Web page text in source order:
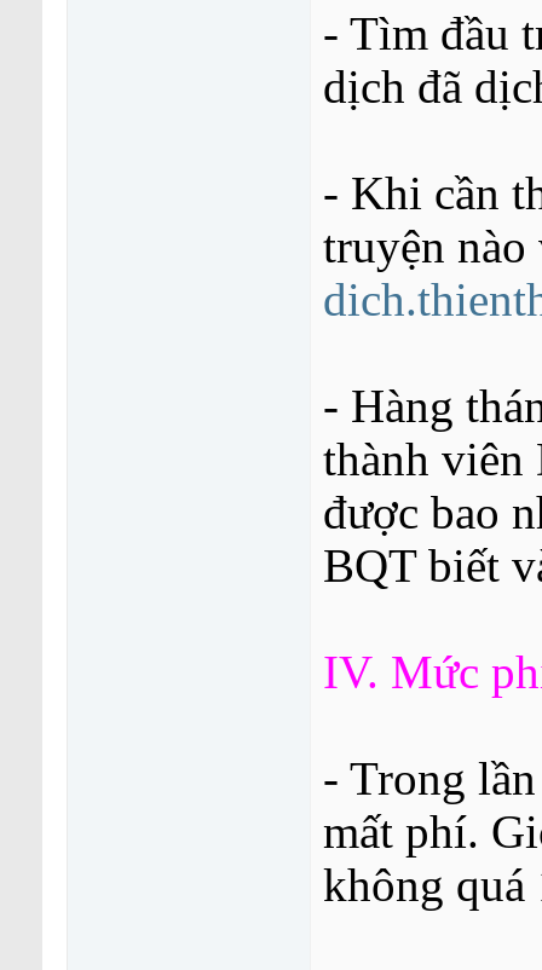
- Tìm đầu
dịch đã
- Khi cần
truyện
- Hàng
thành viên
được bao
BQT biết
IV. Mức
- Trong
mất phí.
không